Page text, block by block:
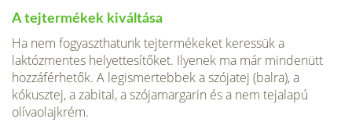
A tejtermékek kiváltása
Ha nem fogyaszthatunk tejtermékeket keressük a
laktózmentes helyettesítőket. Ilyenek ma már mindenütt
hozzáférhetők. A legismertebbek a szójatej (balra), a
kókusztej, a zabital, a szójamargarin és a nem tejalapú
olívaolajkrém.